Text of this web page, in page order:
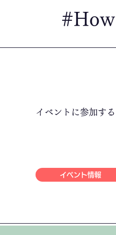
​イベントに参加する
イベント情報